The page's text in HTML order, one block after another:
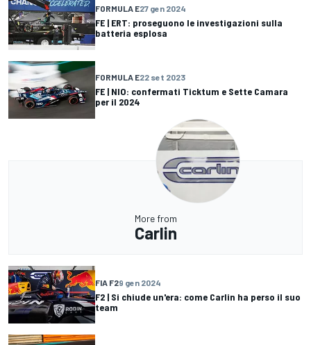
FORMULA E27 gen 2024
FE | ERT: proseguono le investigazioni sulla
batteria esplosa
FORMULA E22 set 2023
FE | NIO: confermati Ticktum e Sette Camara
per il 2024
More from
Carlin
FIA F29 gen 2024
F2 | Si chiude un'era: come Carlin ha perso il suo
team